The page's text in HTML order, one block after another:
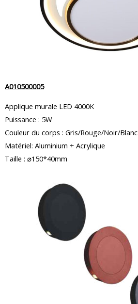
A010500005
Applique murale LED 4000K
Puissance : 5W
Couleur du corps : Gris/Rouge/Noir/Blanc
Matériel: Aluminium + Acrylique
Taille : ⌀150*40mm